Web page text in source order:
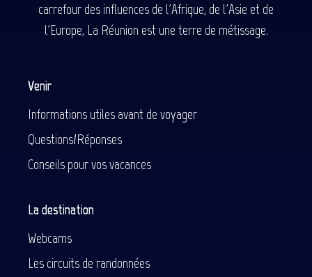
carrefour des influences de l'Afrique, de l'Asie et de
l'Europe, La Réunion est une terre de métissage.
Venir
Informations utiles avant de voyager
Questions/Réponses
Conseils pour vos vacances
La destination
Webcams
Les circuits de randonnées